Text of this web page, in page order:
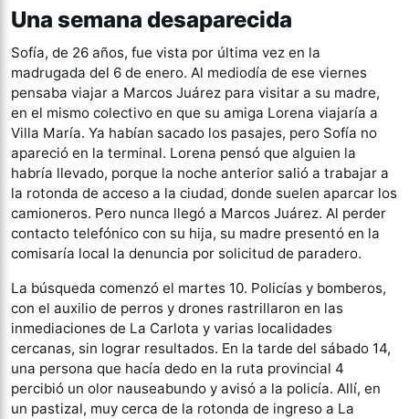
Una semana desaparecida
Sofía, de 26 años, fue vista por última vez en la
madrugada del 6 de enero. Al mediodía de ese viernes
pensaba viajar a Marcos Juárez para visitar a su madre,
en el mismo colectivo en que su amiga Lorena viajaría a
Villa María. Ya habían sacado los pasajes, pero Sofía no
apareció en la terminal. Lorena pensó que alguien la
habría llevado, porque la noche anterior salió a trabajar a
la rotonda de acceso a la ciudad, donde suelen aparcar los
camioneros. Pero nunca llegó a Marcos Juárez. Al perder
contacto telefónico con su hija, su madre presentó en la
comisaría local la denuncia por solicitud de paradero.
La búsqueda comenzó el martes 10. Policías y bomberos,
con el auxilio de perros y drones rastrillaron en las
inmediaciones de La Carlota y varias localidades
cercanas, sin lograr resultados. En la tarde del sábado 14,
una persona que hacía dedo en la ruta provincial 4
percibió un olor nauseabundo y avisó a la policía. Allí, en
un pastizal, muy cerca de la rotonda de ingreso a La